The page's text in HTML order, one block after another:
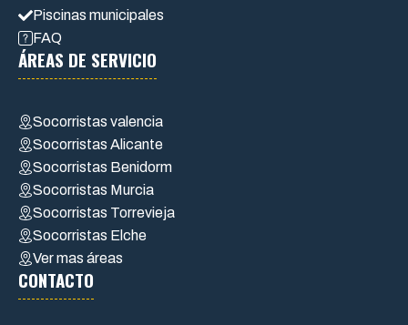
Piscinas municipales
FAQ
ÁREAS DE SERVICIO
Socorristas valencia
Socorristas Alicante
Socorristas Benidorm
Socorristas Murcia
Socorristas Torrevieja
Socorristas Elche
Ver mas áreas
CONTACTO